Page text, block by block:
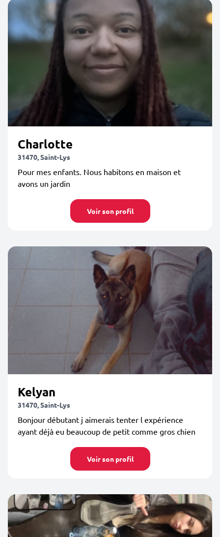
Charlotte
31470, Saint-Lys
Pour mes enfants. Nous habitons en maison et
avons un jardin
Voir son profil
Kelyan
31470, Saint-Lys
Bonjour débutant j aimerais tenter l expérience
ayant déjà eu beaucoup de petit comme gros chien
Voir son profil